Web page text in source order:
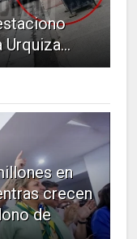
en
crecen
de